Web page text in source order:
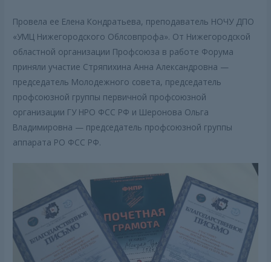
Провела ее Елена Кондратьева, преподаватель НОЧУ ДПО
«УМЦ Нижегородского Облсовпрофа». От Нижегородской
областной организации Профсоюза в работе Форума
приняли участие Стряпихина Анна Александровна —
председатель Молодежного совета, председатель
профсоюзной группы первичной профсоюзной
организации ГУ НРО ФСС РФ и Шеронова Ольга
Владимировна — председатель профсоюзной группы
аппарата РО ФСС РФ.